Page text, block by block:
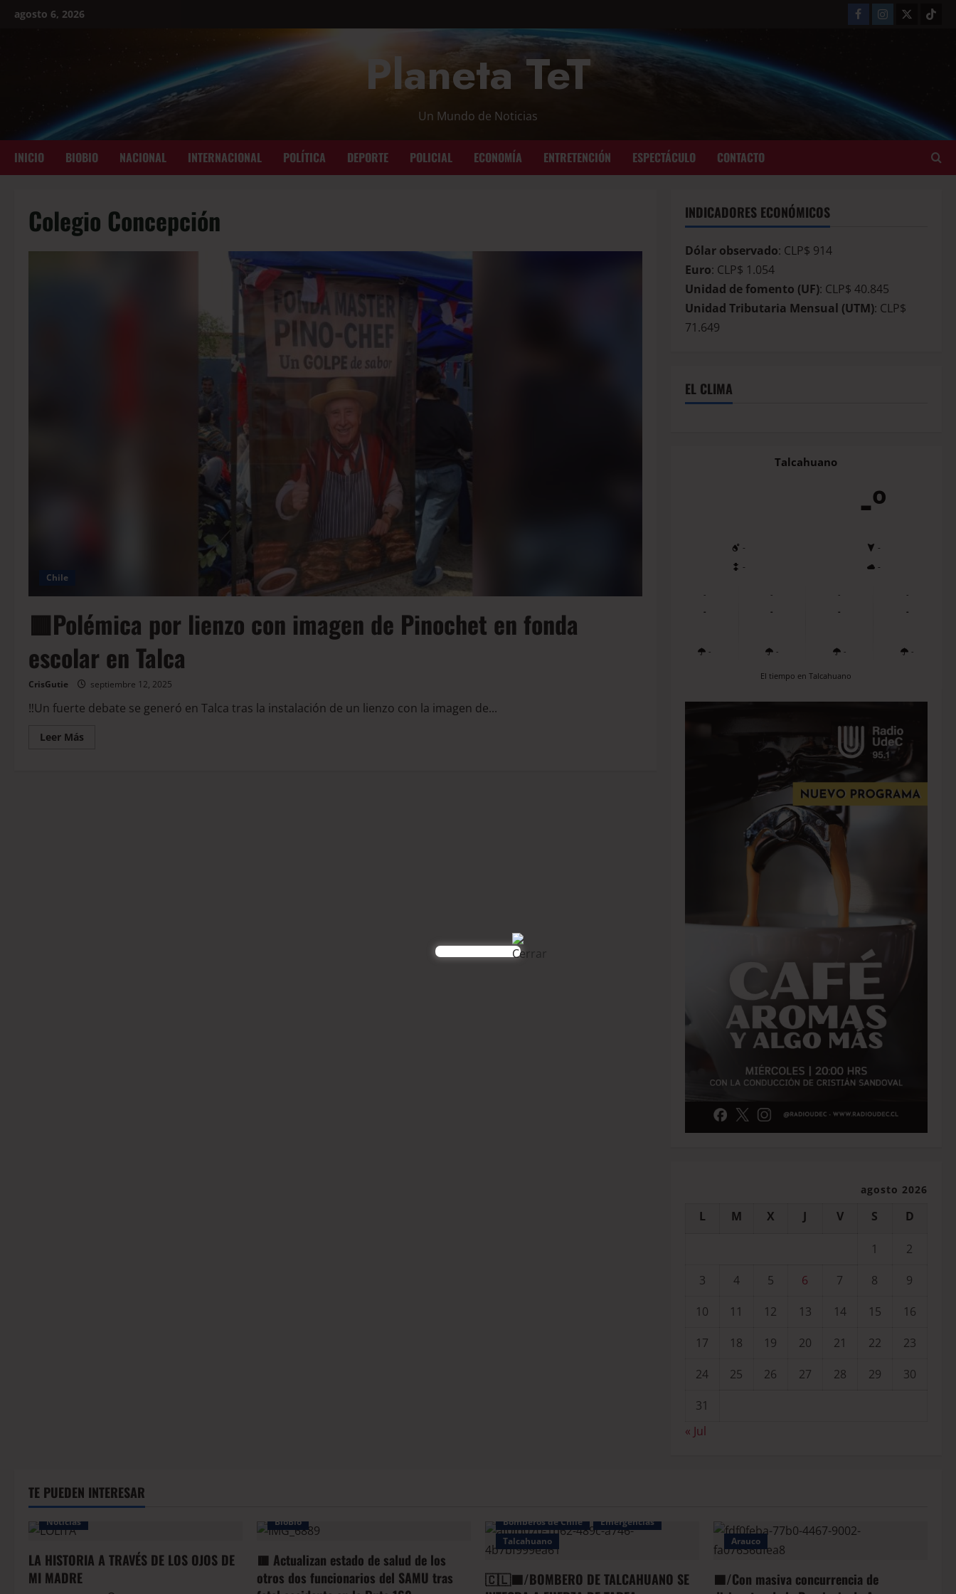
agosto 6, 2026
Planeta TeT
Un Mundo de Noticias
INICIO BIOBIO NACIONAL INTERNACIONAL POLÍTICA DEPORTE POLICIAL ECONOMÍA ENTRETENCIÓN ESPECTÁCULO CONTACTO
Colegio Concepción
Chile
🟥Polémica por lienzo con imagen de Pinochet en fonda
escolar en Talca
CrisGutie septiembre 12, 2025
‼️Un fuerte debate se generó en Talca tras la instalación de un lienzo con la imagen de...
Leer Más
INDICADORES ECONÓMICOS
Dólar observado: CLP$ 914
Euro: CLP$ 1.054
Unidad de fomento (UF): CLP$ 40.845
Unidad Tributaria Mensual (UTM): CLP$
71.649
EL CLIMA
Talcahuano
-º
-
-
-
-
-
-
-
-
-
-
-
-
-
-
-
-
El tiempo en Talcahuano
agosto 2026
L M X J V S D
1
2
3
4 5 6 7 8
9
10
11 12 13 14 15
16
17
18 19 20 21 22
23
24
25 26 27 28 29
30
31
« Jul
TE PUEDEN INTERESAR
Noticias
LA HISTORIA A TRAVÉS DE LOS OJOS DE
MI MADRE
BioBio
🟥 Actualizan estado de salud de los
otros dos funcionarios del SAMU tras
Bomberos de Chile
Emergencias
Talcahuano
🇨🇱🟦/BOMBERO DE TALCAHUANO SE
Arauco
🟦/Con masiva concurrencia de